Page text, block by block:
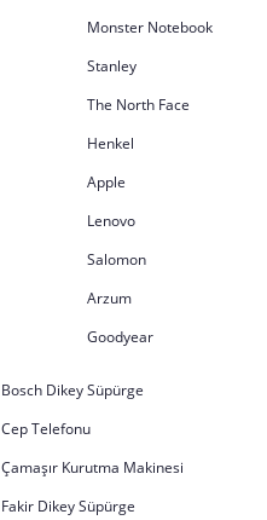
Monster Notebook
Stanley
The North Face
Henkel
Apple
Lenovo
Salomon
Arzum
Goodyear
Bosch Dikey Süpürge
Cep Telefonu
Çamaşır Kurutma Makinesi
Fakir Dikey Süpürge